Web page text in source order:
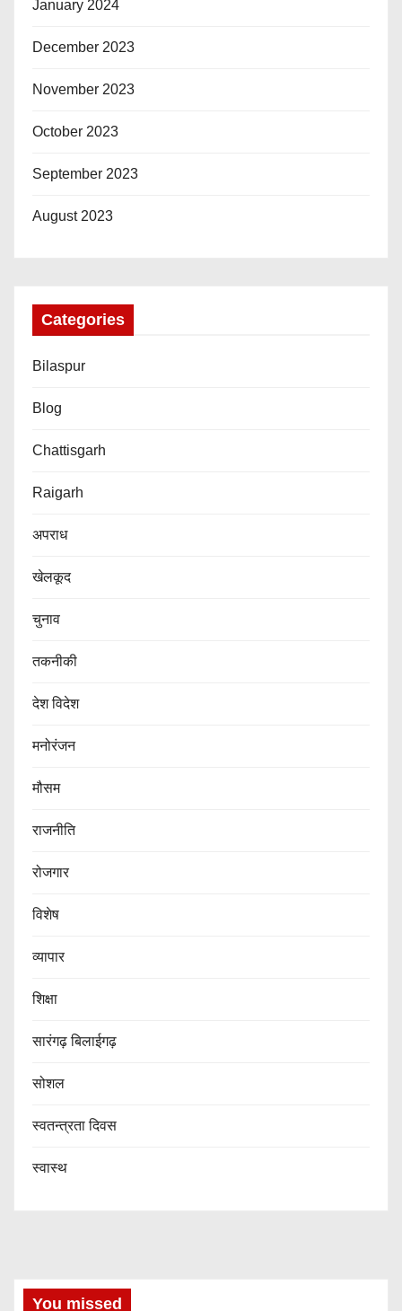
January 2024
December 2023
November 2023
October 2023
September 2023
August 2023
Categories
Bilaspur
Blog
Chattisgarh
Raigarh
अपराध
खेलकूद
चुनाव
तकनीकी
देश विदेश
मनोरंजन
मौसम
राजनीति
रोजगार
विशेष
व्यापार
शिक्षा
सारंगढ़ बिलाईगढ़
सोशल
स्वतन्त्रता दिवस
स्वास्थ
You missed